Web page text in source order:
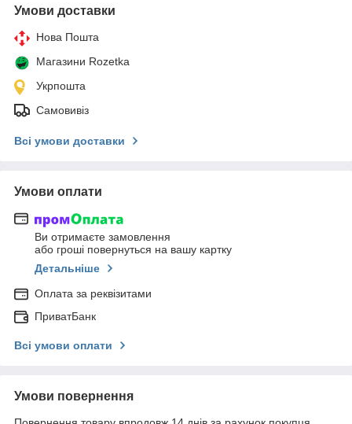
Умови доставки
Нова Пошта
Магазини Rozetka
Укрпошта
Самовивіз
Всі умови доставки
Умови оплати
Ви отримаєте замовлення
або гроші повернуться на вашу картку
Детальніше
Оплата за реквізитами
ПриватБанк
Всі умови оплати
Умови повернення